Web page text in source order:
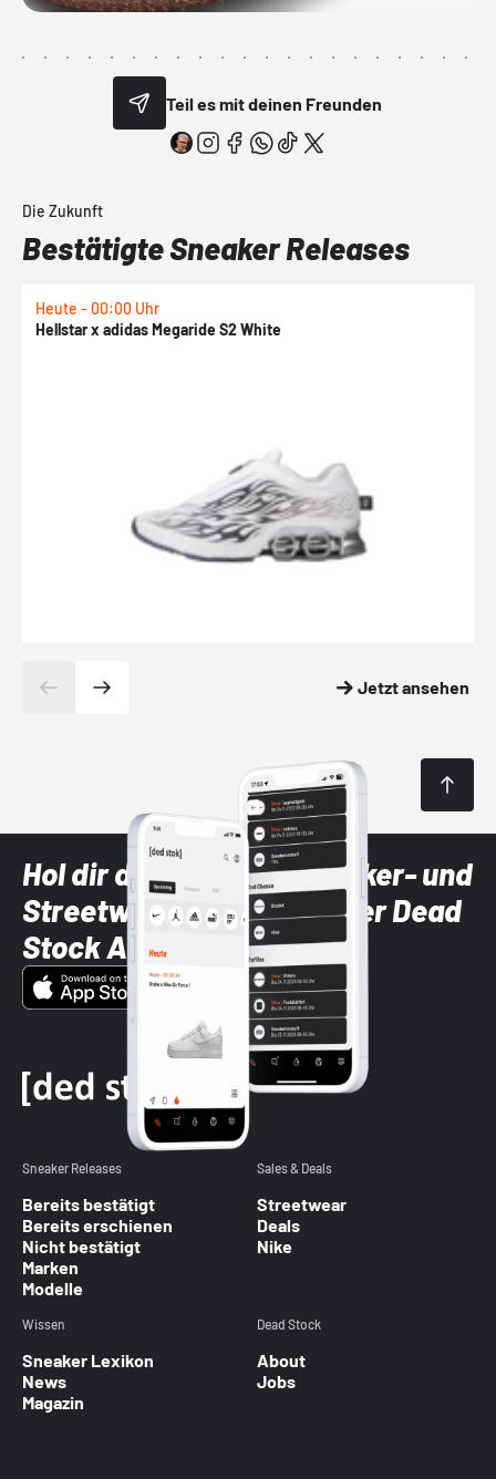
Teil es mit deinen Freunden
Die Zukunft
Bestätigte Sneaker Releases
Heute - 00:00 Uhr
Hellstar x adidas Megaride S2 White
Jetzt ansehen
Hol dir die neuesten Sneaker- und
Streetwear-Brands mit der Dead
Stock App
Sneaker Releases
Bereits bestätigt
Bereits erschienen
Nicht bestätigt
Marken
Modelle
Sales & Deals
Streetwear
Deals
Nike
Wissen
Sneaker Lexikon
News
Magazin
Dead Stock
About
Jobs